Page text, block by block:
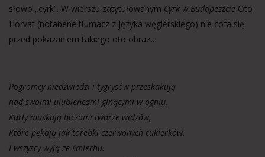
słowo „cyrk”. W wierszu zatytułowanym Cyrk w Budapeszcie Oto
Horvat (notabene tłumacz z języka węgierskiego) nie cofa się
przed pokazaniem takiego oto obrazu:
Pogromcy niedźwiedzi i tygrysów przeskakują
nad swoimi ulubieńcami ginącymi w ogniu.
Karły muskają biczami twarze widzów,
Które pękają jak torebki czerwonych cukierków.
I wszyscy wyją ze śmiechu.